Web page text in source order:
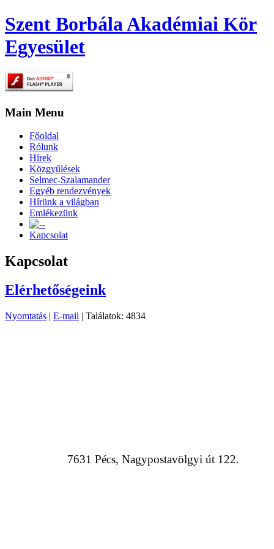
Szent Borbála Akadémiai Kör
Egyesület
Main Menu
Főoldal
Rólunk
Hírek
Közgyűlések
Selmec-Szalamander
Egyéb rendezvények
Hírünk a világban
Emlékezünk
-
Kapcsolat
Kapcsolat
Elérhetőségeink
Nyomtatás | E-mail | Találatok: 4834
7631 Pécs, Nagypostavölgyi út 122.